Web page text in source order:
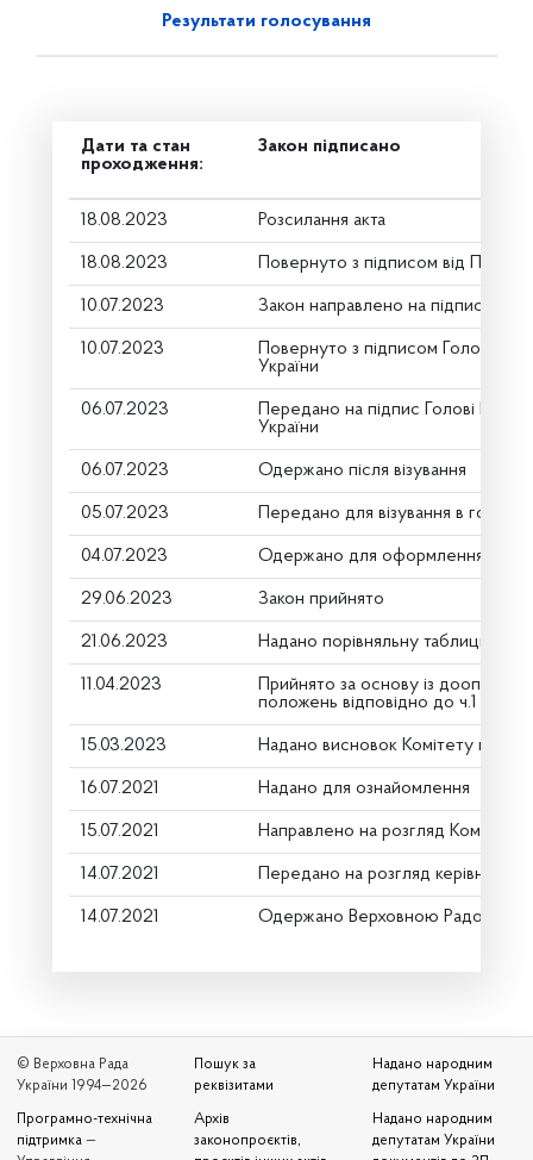
Результати голосування
Дати та стан
проходження:
Закон підписано
18.08.2023 Розсилання акта
18.08.2023 Повернуто з підписом від
10.07.2023 Закон направлено на підпис
10.07.2023
Повернуто з підписом Голови
України
06.07.2023
Передано на підпис Голові
України
06.07.2023 Одержано після візування
05.07.2023 Передано для візування в
04.07.2023 Одержано для оформлення
29.06.2023 Закон прийнято
21.06.2023 Надано порівняльну таблицю
11.04.2023
Прийнято за основу із
положень відповідно до ч.1 ст.116
15.03.2023 Надано висновок Комітету про
16.07.2021 Надано для ознайомлення
15.07.2021 Направлено на розгляд Комітету
14.07.2021 Передано на розгляд керівництву
14.07.2021 Одержано Верховною Радою
© Верховна Рада
України 1994—2026
Програмно-технічна
підтримка —
Пошук за
реквізитами
Архів
законопроєктів,
Надано народним
депутатам України
Надано народним
депутатам України